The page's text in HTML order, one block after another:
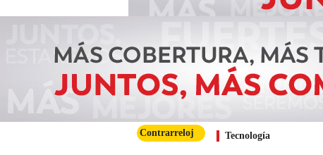
Contrarreloj Tecnología